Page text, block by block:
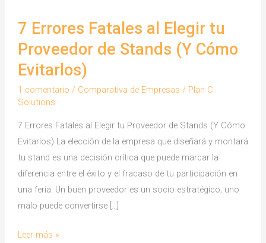
7 Errores Fatales al Elegir tu
Proveedor de Stands (Y Cómo
Evitarlos)
1 comentario / Comparativa de Empresas / Plan C
Solutions
7 Errores Fatales al Elegir tu Proveedor de Stands (Y Cómo
Evitarlos) La elección de la empresa que diseñará y montará
tu stand es una decisión crítica que puede marcar la
diferencia entre el éxito y el fracaso de tu participación en
una feria. Un buen proveedor es un socio estratégico; uno
malo puede convertirse […]
7Leer más »